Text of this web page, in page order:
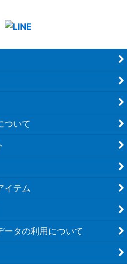
ついて
イテム
ータの利用について